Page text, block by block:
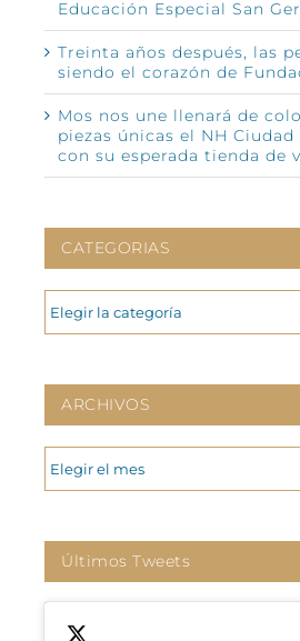
Educación Especial San
Treinta años después, las
siendo el corazón de
Mos nos une llenará de
piezas únicas el NH Ciudad
con su esperada tienda de
CATEGORIAS
CATEGORIAS
ARCHIVOS
ARCHIVOS
Últimos Tweets